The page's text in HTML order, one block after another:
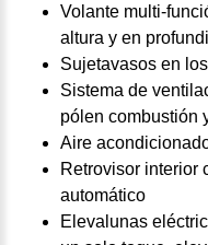
Volante multi-
altura y en
Sujetavasos en
Sistema de
pólen combustión
Aire
Retrovisor interior
automático
Elevalunas